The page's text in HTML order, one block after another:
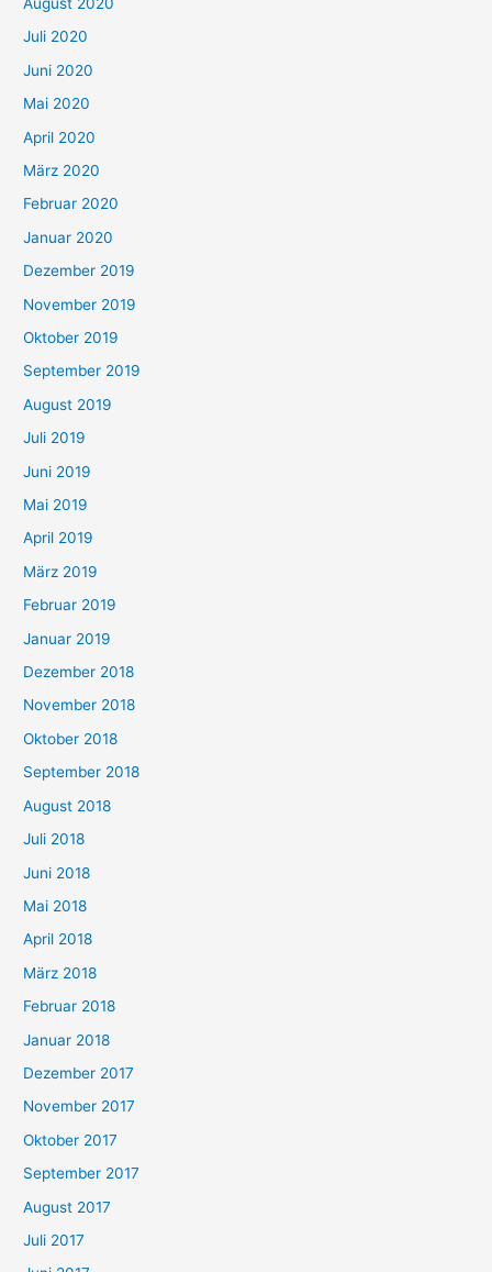
Juli 2020
Juni 2020
Mai 2020
April 2020
März 2020
Februar 2020
Januar 2020
Dezember 2019
November 2019
Oktober 2019
September 2019
August 2019
Juli 2019
Juni 2019
Mai 2019
April 2019
März 2019
Februar 2019
Januar 2019
Dezember 2018
November 2018
Oktober 2018
September 2018
August 2018
Juli 2018
Juni 2018
Mai 2018
April 2018
März 2018
Februar 2018
Januar 2018
Dezember 2017
November 2017
Oktober 2017
September 2017
August 2017
Juli 2017